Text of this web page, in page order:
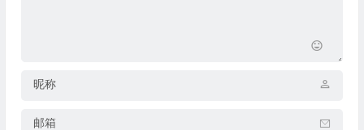
昵称
邮箱